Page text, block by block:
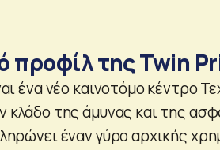
προφίλ της Twin
ένα νέο καινοτόμο κέντρο
κλάδο της άμυνας και της
έναν γύρο αρχικής